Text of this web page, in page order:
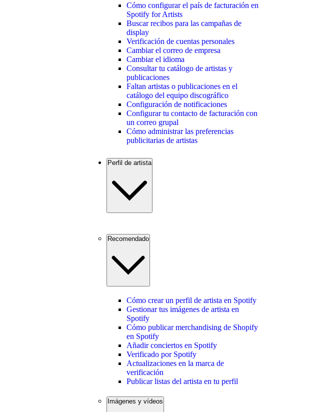
Cómo configurar el país de facturación en
Spotify for Artists
Buscar recibos para las campañas de
display
Verificación de cuentas personales
Cambiar el correo de empresa
Cambiar el idioma
Consultar tu catálogo de artistas y
publicaciones
Faltan artistas o publicaciones en el
catálogo del equipo discográfico
Configuración de notificaciones
Configurar tu contacto de facturación con
un correo grupal
Cómo administrar las preferencias
publicitarias de artistas
Perfil de artista
Recomendado
Cómo crear un perfil de artista en Spotify
Gestionar tus imágenes de artista en
Spotify
Cómo publicar merchandising de Shopify
en Spotify
Añadir conciertos en Spotify
Verificado por Spotify
Actualizaciones en la marca de
verificación
Publicar listas del artista en tu perfil
Imágenes y vídeos